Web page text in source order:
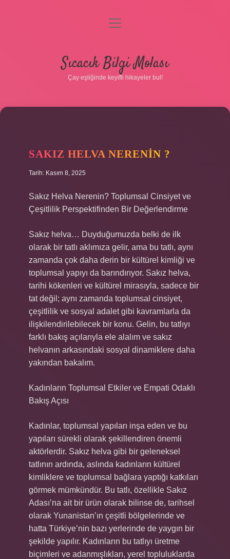
Gizlilik Politikası
Hakkımızda
menüyü
Sıcacık Bilgi Molası
Çay eşliğinde keyifli hikayeler bul!
SAKIZ HELVA NERENIN ?
Tarih: Kasım 8, 2025
Sakız Helva Nerenin? Toplumsal Cinsiyet ve
Çeşitlilik Perspektifinden Bir Değerlendirme
Sakız helva… Duyduğumuzda belki de ilk
olarak bir tatlı aklımıza gelir, ama bu tatlı, aynı
zamanda çok daha derin bir kültürel kimliği ve
toplumsal yapıyı da barındırıyor. Sakız helva,
tarihi kökenleri ve kültürel mirasıyla, sadece bir
tat değil; aynı zamanda toplumsal cinsiyet,
çeşitlilik ve sosyal adalet gibi kavramlarla da
ilişkilendirilebilecek bir konu. Gelin, bu tatlıyı
farklı bakış açılarıyla ele alalım ve sakız
helvanın arkasındaki sosyal dinamiklere daha
yakından bakalım.
Kadınların Toplumsal Etkiler ve Empati Odaklı
Bakış Açısı
Kadınlar, toplumsal yapıları inşa eden ve bu
yapıları sürekli olarak şekillendiren önemli
aktörlerdir. Sakız helva gibi bir geleneksel
tatlının ardında, aslında kadınların kültürel
kimliklere ve toplumsal bağlara yaptığı katkıları
görmek mümkündür. Bu tatlı, özellikle Sakız
Adası’na ait bir ürün olarak bilinse de, tarihsel
olarak Yunanistan’ın çeşitli bölgelerinde ve
hatta Türkiye’nin bazı yerlerinde de yaygın bir
şekilde yapılır. Kadınların bu tatlıyı üretme
biçimleri ve adanmışlıkları, yerel topluluklarda